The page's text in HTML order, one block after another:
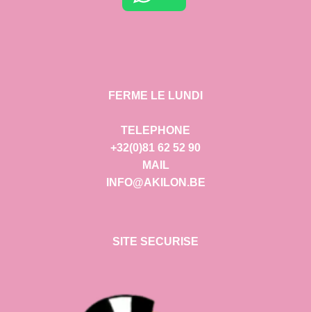
FERME LE LUNDI
TELEPHONE
+32(0)81 62 52 90
MAIL
INFO@AKILON.BE
SITE SECURISE